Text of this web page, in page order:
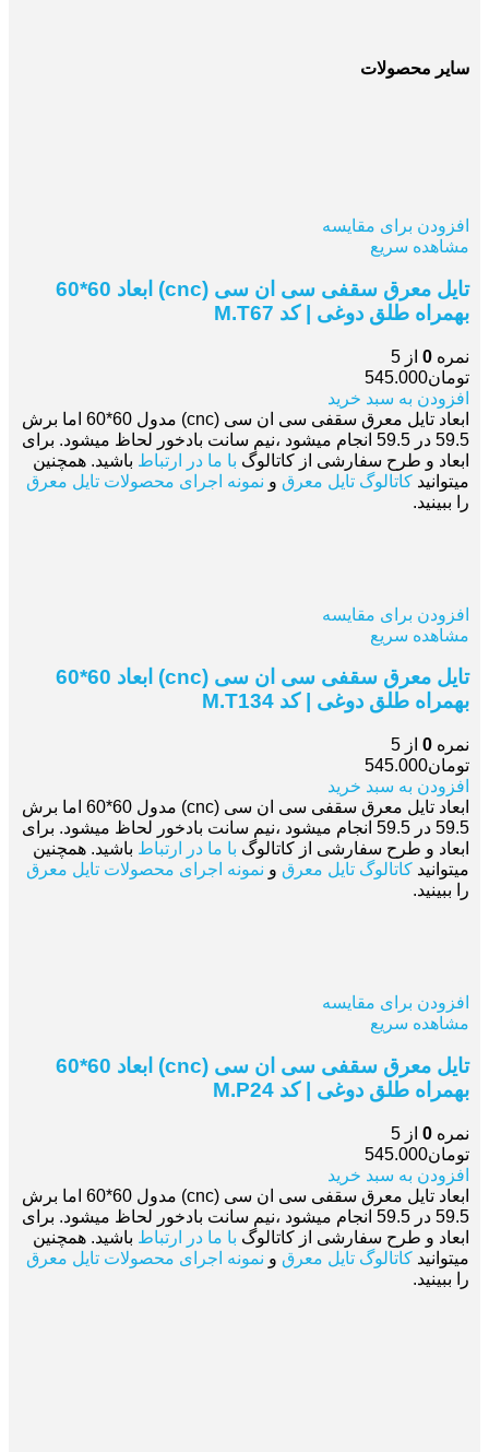
سایر محصولات
افزودن برای مقایسه
مشاهده سریع
تایل معرق سقفی سی ان سی (cnc) ابعاد 60*60
بهمراه طلق دوغی | کد M.T67
نمره 0 از 5
تومان545.000
افزودن به سبد خرید
ابعاد تایل معرق سقفی سی ان سی (cnc) مدول 60*60 اما برش
59.5 در 59.5 انجام میشود ،نیم سانت بادخور لحاظ میشود. برای
ابعاد و طرح سفارشی از کاتالوگ با ما در ارتباط باشید. همچنین
میتوانید کاتالوگ تایل معرق و نمونه اجرای محصولات تایل معرق
را ببینید.
افزودن برای مقایسه
مشاهده سریع
تایل معرق سقفی سی ان سی (cnc) ابعاد 60*60
بهمراه طلق دوغی | کد M.T134
نمره 0 از 5
تومان545.000
افزودن به سبد خرید
ابعاد تایل معرق سقفی سی ان سی (cnc) مدول 60*60 اما برش
59.5 در 59.5 انجام میشود ،نیم سانت بادخور لحاظ میشود. برای
ابعاد و طرح سفارشی از کاتالوگ با ما در ارتباط باشید. همچنین
میتوانید کاتالوگ تایل معرق و نمونه اجرای محصولات تایل معرق
را ببینید.
افزودن برای مقایسه
مشاهده سریع
تایل معرق سقفی سی ان سی (cnc) ابعاد 60*60
بهمراه طلق دوغی | کد M.P24
نمره 0 از 5
تومان545.000
افزودن به سبد خرید
ابعاد تایل معرق سقفی سی ان سی (cnc) مدول 60*60 اما برش
59.5 در 59.5 انجام میشود ،نیم سانت بادخور لحاظ میشود. برای
ابعاد و طرح سفارشی از کاتالوگ با ما در ارتباط باشید. همچنین
میتوانید کاتالوگ تایل معرق و نمونه اجرای محصولات تایل معرق
را ببینید.